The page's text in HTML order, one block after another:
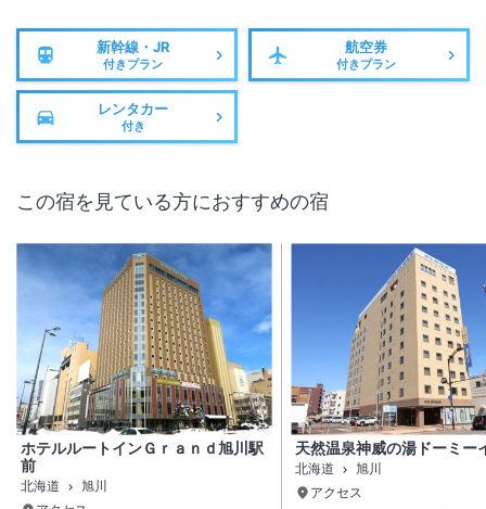
新幹線・JR
付きプラン
航空券
付きプラン
レンタカー
付き
この宿を見ている方におすすめの宿
ホテルルートインＧｒａｎｄ旭川駅
前
北海道
旭川
天然温泉神威の湯ドーミー
北海道
旭川
アクセス